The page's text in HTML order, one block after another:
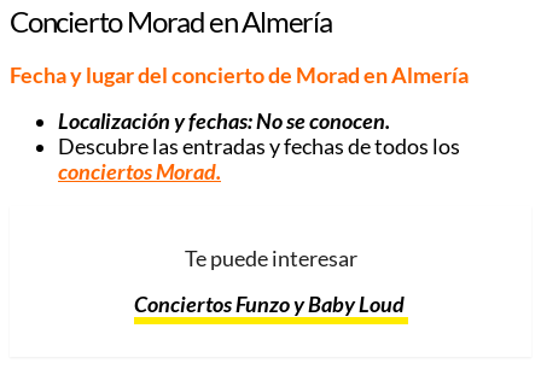
Concierto Morad en Almería
Fecha y lugar del concierto de Moraden Almería
Localización y fechas: No se conocen.
Descubre las entradas y fechas de todos los
conciertos Morad.
Te puede interesar
Conciertos Funzo y Baby Loud